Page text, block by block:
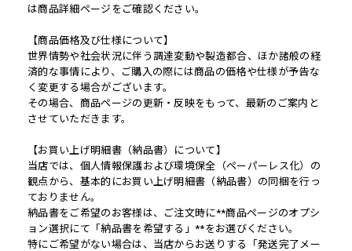
は商品詳細ページをご確認ください。
【商品価格及び仕様について】
世界情勢や社会状況に伴う調達変動や製造都合、ほか諸般の経
済的な事情により、ご購入の際には商品の価格や仕様が予告な
く変更する場合がございます。
その場合、商品ページの更新・反映をもって、最新のご案内と
させていただきます。
【お買い上げ明細書（納品書）について】
当店では、個人情報保護および環境保全（ペーパーレス化）の
観点から、基本的にお買い上げ明細書（納品書）の同梱を行っ
ておりません。
納品書をご希望のお客様は、ご注文時に**商品ページのオプシ
ョン選択にて「納品書を希望する」**をお選びください。
特にご希望がない場合は、当店からお送りする「発送完了メー